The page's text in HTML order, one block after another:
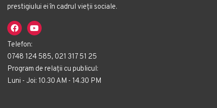
prestigiului ei în cadrul vieții sociale.
Telefon:
0748 124 585, 021 317 51 25
Program de relații cu publicul:
Luni - Joi: 10.30 AM - 14.30 PM